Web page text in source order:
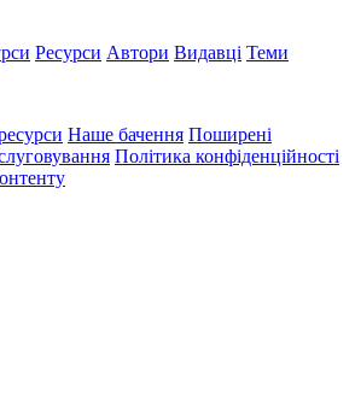
Ресурси Автори Видавці Теми
Наше бачення Поширені
Політика конфіденційності